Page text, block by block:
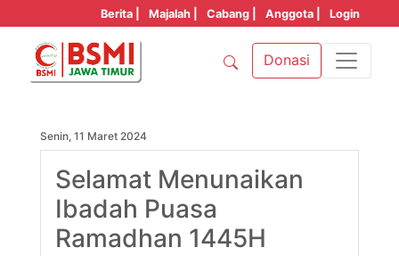
Berita | Majalah | Cabang | Anggota | Login
Donasi
Senin, 11 Maret 2024
Selamat Menunaikan
Ibadah Puasa
Ramadhan 1445H